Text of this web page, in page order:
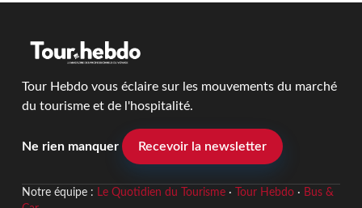
Tour Hebdo vous éclaire sur les mouvements du marché
du tourisme et de l'hospitalité.
Ne rien manquer Recevoir la newsletter
Notre équipe : Le Quotidien du Tourisme· Tour Hebdo· Bus &